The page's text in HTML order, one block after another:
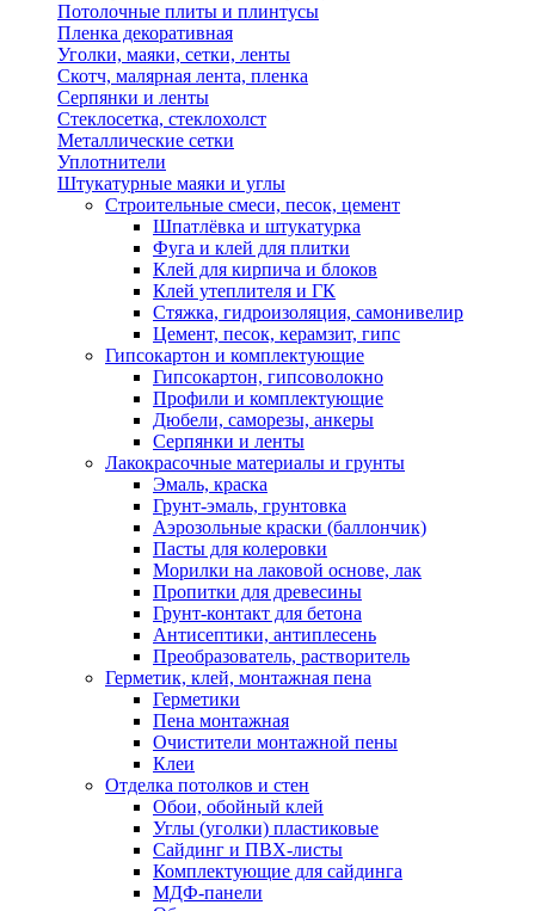
Потолочные плиты и плинтусы
Пленка декоративная
Уголки, маяки, сетки, ленты
Скотч, малярная лента, пленка
Серпянки и ленты
Стеклосетка, стеклохолст
Металлические сетки
Уплотнители
Штукатурные маяки и углы
Строительные смеси, песок, цемент
Шпатлёвка и штукатурка
Фуга и клей для плитки
Клей для кирпича и блоков
Клей утеплителя и ГК
Стяжка, гидроизоляция, самонивелир
Цемент, песок, керамзит, гипс
Гипсокартон и комплектующие
Гипсокартон, гипсоволокно
Профили и комплектующие
Дюбели, саморезы, анкеры
Серпянки и ленты
Лакокрасочные материалы и грунты
Эмаль, краска
Грунт-эмаль, грунтовка
Аэрозольные краски (баллончик)
Пасты для колеровки
Морилки на лаковой основе, лак
Пропитки для древесины
Грунт-контакт для бетона
Антисептики, антиплесень
Преобразователь, растворитель
Герметик, клей, монтажная пена
Герметики
Пена монтажная
Очистители монтажной пены
Клеи
Отделка потолков и стен
Обои, обойный клей
Углы (уголки) пластиковые
Сайдинг и ПВХ-листы
Комплектующие для сайдинга
МДФ-панели